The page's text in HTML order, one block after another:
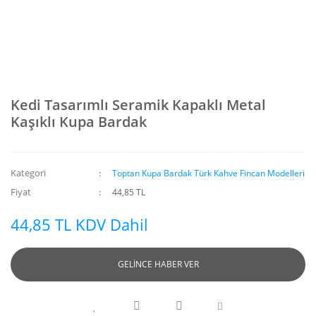
Kedi Tasarımlı Seramik Kapaklı Metal
Kaşıklı Kupa Bardak
Kategori Toptan Kupa Bardak Türk Kahve Fincan Modelleri
Fiyat 44,85 TL
44,85 TL KDV Dahil
GELİNCE HABER VER